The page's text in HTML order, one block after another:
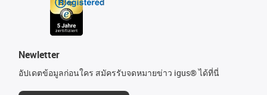
Newletter
อัปเดตข้อมูลก่อนใคร สมัครรับจดหมายข่าว igus® ได้ที่นี่